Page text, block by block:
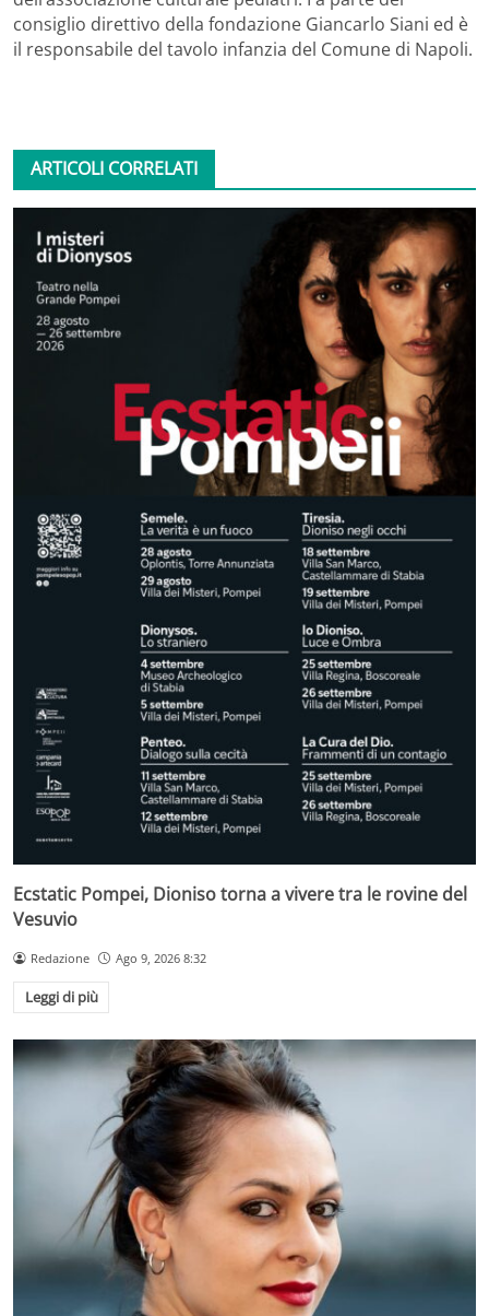
consiglio direttivo della fondazione Giancarlo Siani ed è
il responsabile del tavolo infanzia del Comune di Napoli.
ARTICOLI CORRELATI
Ecstatic Pompei, Dioniso torna a vivere tra le rovine del
Vesuvio
Redazione Ago 9, 2026 8:32
Leggi di più